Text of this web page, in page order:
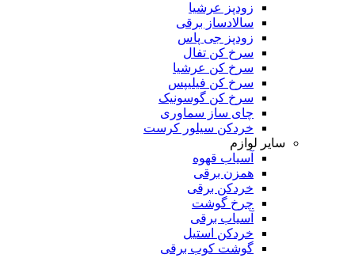
زودپز عرشیا
سالادساز برقی
زودپز جی پاس
سرخ کن تفال
سرخ کن عرشیا
سرخ کن فیلیپس
سرخ کن گوسونیک
چای ساز سماوری
خردکن سیلور کرست
سایر لوازم
آسیاب قهوه
همزن برقی
خردکن برقی
چرخ گوشت
آسیاب برقی
خردکن استیل
گوشت کوب برقی